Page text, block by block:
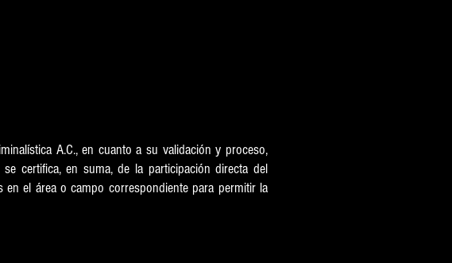
A.C., en cuanto a su validación y proceso,
certifica, en suma, de la participación directa del
en el área o campo correspondiente para permitir la